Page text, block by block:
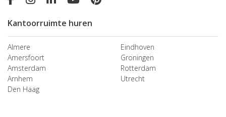
Kantoorruimte huren
Almere
Amersfoort
Amsterdam
Arnhem
Den Haag
Eindhoven
Groningen
Rotterdam
Utrecht